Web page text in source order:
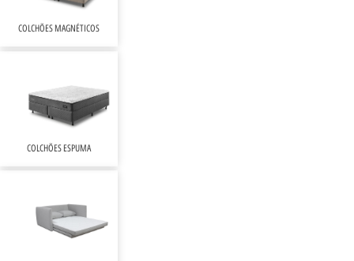
COLCHÕES ESPUMA
COLCHÕES MAGNÉTICOS